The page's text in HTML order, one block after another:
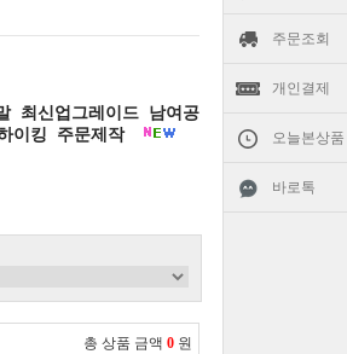
주문조회
개인결제
오늘본상품
바로톡
최신업그레이드 남여공
이킹 주문제작
총 상품 금액 0 원